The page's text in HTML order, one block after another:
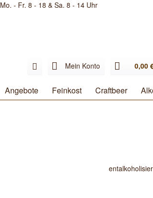
Mo. - Fr. 8 - 18 & Sa. 8 - 14 Uhr
Mein Konto 0,00
Angebote Feinkost Craftbeer